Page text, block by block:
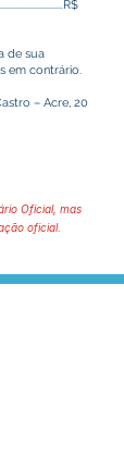
de sua
em contrário.
– Acre, 20
Oficial, mas
oficial.